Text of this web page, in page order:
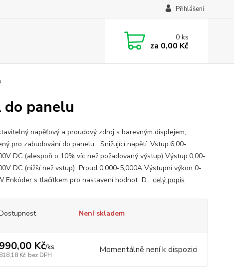
Přihlášení
0ks
za 0,00 Kč
panelu
napěťový a proudový zdroj s barevným displejem,
pro zabudování do panelu Snižující napětí. Vstup:6,00-
DC (alespoň o 10% víc než požadovaný výstup) Výstup:0,00-
DC (nižší než vstup) Proud 0,000-5,000A Výstupní výkon 0-
Enkóder s tlačítkem pro nastavení hodnot D... celý popis
Není skladem
990,00 Kč/ks
818,18 Kč bez DPH Momentálně není k dispozici